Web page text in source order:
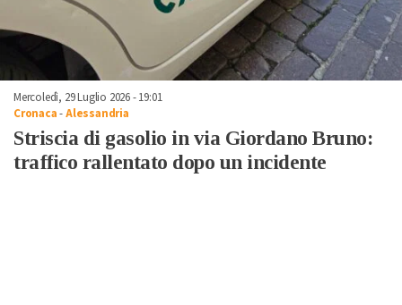
Mercoledì, 29 Luglio 2026 - 19:01
Cronaca-Alessandria
Striscia di gasolio in via Giordano Bruno:
traffico rallentato dopo un incidente